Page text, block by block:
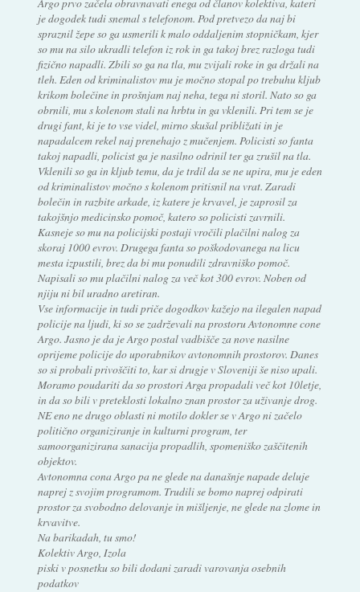
Argo prvo začela obravnavati enega od članov kolektiva, kateri
je dogodek tudi snemal s telefonom. Pod pretvezo da naj bi
spraznil žepe so ga usmerili k malo oddaljenim stopničkam, kjer
so mu na silo ukradli telefon iz rok in ga takoj brez razloga tudi
fizično napadli. Zbili so ga na tla, mu zvijali roke in ga držali na
tleh. Eden od kriminalistov mu je močno stopal po trebuhu kljub
krikom bolečine in prošnjam naj neha, tega ni storil. Nato so ga
obrnili, mu s kolenom stali na hrbtu in ga vklenili. Pri tem se je
drugi fant, ki je to vse videl, mirno skušal približati in je
napadalcem rekel naj prenehajo z mučenjem. Policisti so fanta
takoj napadli, policist ga je nasilno odrinil ter ga zrušil na tla.
Vklenili so ga in kljub temu, da je trdil da se ne upira, mu je eden
od kriminalistov močno s kolenom pritisnil na vrat. Zaradi
bolečin in razbite arkade, iz katere je krvavel, je zaprosil za
takojšnjo medicinsko pomoč, katero so policisti zavrnili.
Kasneje so mu na policijski postaji vročili plačilni nalog za
skoraj 1000 evrov. Drugega fanta so poškodovanega na licu
mesta izpustili, brez da bi mu ponudili zdravniško pomoč.
Napisali so mu plačilni nalog za več kot 300 evrov. Noben od
njiju ni bil uradno aretiran.
Vse informacije in tudi priče dogodkov kažejo na ilegalen napad
policije na ljudi, ki so se zadrževali na prostoru Avtonomne cone
Argo. Jasno je da je Argo postal vadbišče za nove nasilne
oprijeme policije do uporabnikov avtonomnih prostorov. Danes
so si probali privoščiti to, kar si drugje v Sloveniji še niso upali.
Moramo poudariti da so prostori Arga propadali več kot 10letje,
in da so bili v preteklosti lokalno znan prostor za uživanje drog.
NE eno ne drugo oblasti ni motilo dokler se v Argo ni začelo
politično organiziranje in kulturni program, ter
samoorganizirana sanacija propadlih, spomeniško zaščitenih
objektov.
Avtonomna cona Argo pa ne glede na današnje napade deluje
naprej z svojim programom. Trudili se bomo naprej odpirati
prostor za svobodno delovanje in mišljenje, ne glede na zlome in
krvavitve.
Na barikadah, tu smo!
Kolektiv Argo, Izola
piski v posnetku so bili dodani zaradi varovanja osebnih
podatkov